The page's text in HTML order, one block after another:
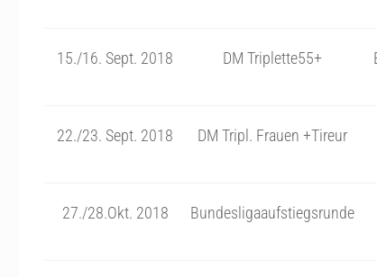
15./16. Sept. 2018 DM Triplette55+
22./23. Sept. 2018 DM Tripl. Frauen +Tireur
27./28.Okt. 2018 Bundesligaaufstiegsrunde